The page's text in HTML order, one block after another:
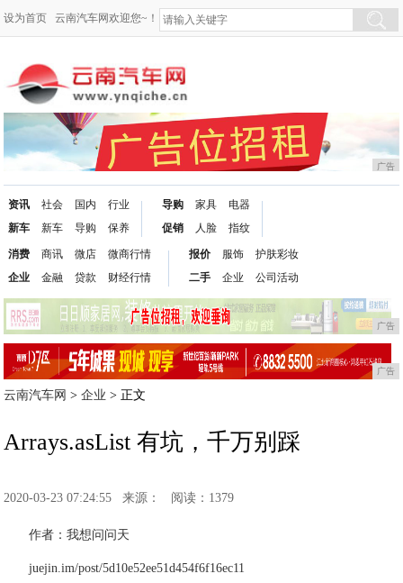
设为首页 云南汽车网欢迎您~！
广告
资讯
新车
社会
新车
国内
导购
行业
保养
导购
促销
家具
人脸
电器
指纹
消费
企业
商讯
金融
微店
贷款
微商行情
财经行情
报价
二手
服饰
企业
护肤彩妆
公司活动
广告
广告
云南汽车网 >企业 > 正文
Arrays.asList 有坑，千万别踩
2020-03-23 07:24:55 来源： 阅读：1379
作者：我想问问天
juejin.im/post/5d10e52ee51d454f6f16ec11